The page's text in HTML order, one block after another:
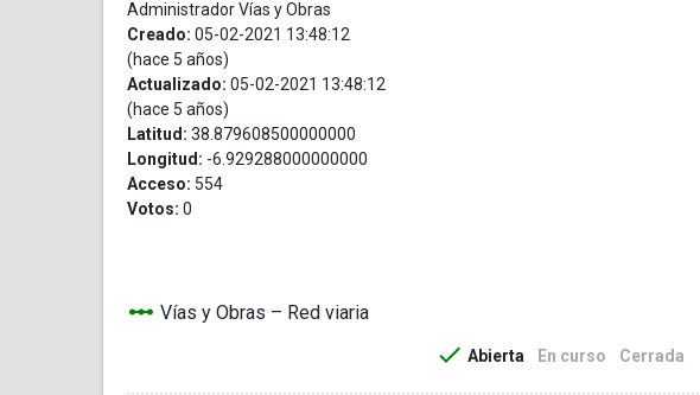
Administrador Vías y Obras
Creado: 05-02-2021 13:48:12
(hace 5 años)
Actualizado: 05-02-2021 13:48:12
(hace 5 años)
Latitud: 38.879608500000000
Longitud: -6.929288000000000
Acceso: 554
Votos: 0
linear_scale Vías y Obras – Red viaria
check Abierta En curso Cerrada